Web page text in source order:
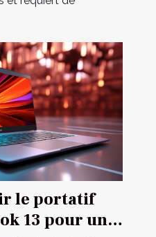
le portatif
13 pour un